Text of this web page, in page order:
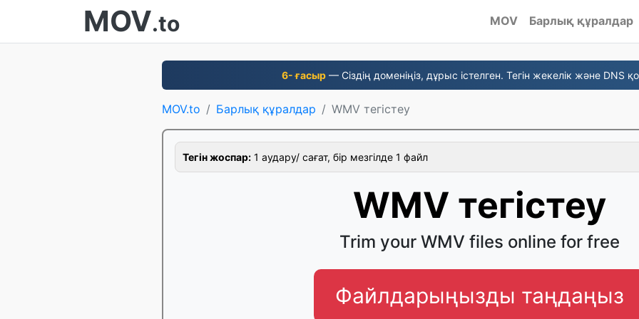
MOV.to MOV Барлық құралдар
6- ғасыр — Сіздің доменіңіз, дұрыс істелген. Тегін жекелік және DNS
MOV.to Барлық құралдар WMV тегістеу
Тегін жоспар: 1 аудару/ сағат, бір мезгілде 1 файл
WMV тегістеу
Trim your WMV files online for free
Файлдарыңызды таңдаңыз